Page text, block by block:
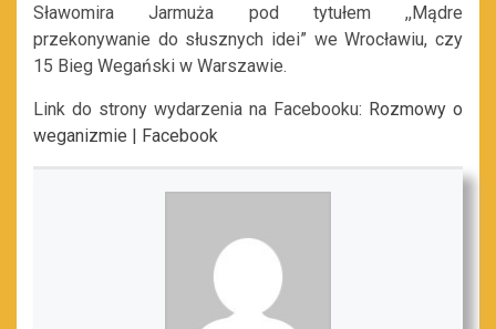
Sławomira Jarmuża pod tytułem ,,Mądre
przekonywanie do słusznych idei” we Wrocławiu, czy
15 Bieg Wegański w Warszawie.
Link do strony wydarzenia na Facebooku: Rozmowy o
weganizmie | Facebook